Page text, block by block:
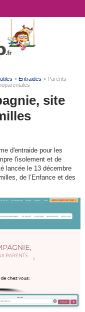
> Entraides > Parents
site
d'entraide pour les
l'isolement et de
lancée le 13 décembre
de l’Enfance et des